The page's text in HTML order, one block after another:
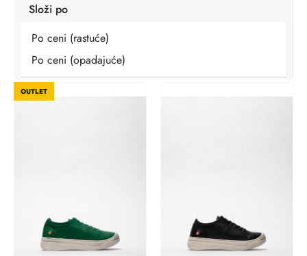
Složi po
Po ceni (rastuće)
Po ceni (opadajuće)
OUTLET